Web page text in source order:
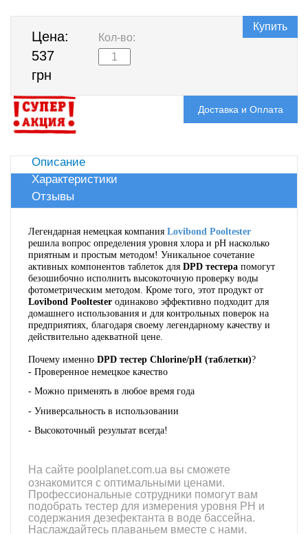
Цена:
537
грн
Кол-во:
Купить
Доставка и Оплата
Описание
Характеристики
Отзывы
Легендарная немецкая компания Lovibond Pooltester
решила вопрос определения уровня хлора и pH насколько
приятным и простым методом! Уникальное сочетание
активных компонентов таблеток для DPD тестера помогут
безошибочно исполнить высокоточную проверку воды
фотометрическим методом. Кроме того, этот продукт от
Lovibond Pooltester одинаково эффективно подходит для
домашнего использования и для контрольных поверок на
предприятиях, благодаря своему легендарному качеству и
действительно адекватной цене.
Почему именно DPD тестер Chlorine/pH (таблетки)?
- Проверенное немецкое качество
- Можно применять в любое время года
- Универсальность в использовании
- Высокоточный результат всегда!
На сайте poolplanet.com.ua вы сможете
ознакомится с оптимальными ценами.
Профессиональные сотрудники помогут вам
подобрать тестер для измерения уровня РН и
содержания дезефектанта в воде бассейна.
Наслаждайтесь плаваньем вместе с нами.